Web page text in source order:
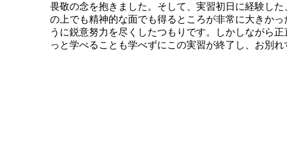
畏敬の念を抱きました。そして、実習初日に経験し
の上でも精神的な面でも得るところが非常に大きか
うに鋭意努力を尽くしたつもりです。しかしながら
っと学べることも学べずにこの実習が終了し、お別